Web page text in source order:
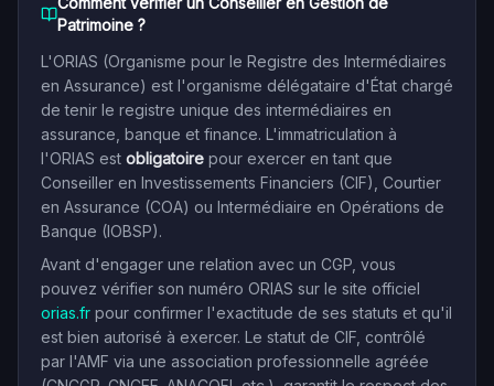
Patrimoine ?
L'ORIAS (Organisme pour le Registre des Intermédiaires
en Assurance) est l'organisme délégataire d'État chargé
de tenir le registre unique des intermédiaires en
assurance, banque et finance. L'immatriculation à
l'ORIAS est obligatoire pour exercer en tant que
Conseiller en Investissements Financiers (CIF), Courtier
en Assurance (COA) ou Intermédiaire en Opérations de
Banque (IOBSP).
Avant d'engager une relation avec un CGP, vous
pouvez vérifier son numéro ORIAS sur le site officiel
orias.fr pour confirmer l'exactitude de ses statuts et qu'il
est bien autorisé à exercer. Le statut de CIF, contrôlé
par l'AMF via une association professionnelle agréée